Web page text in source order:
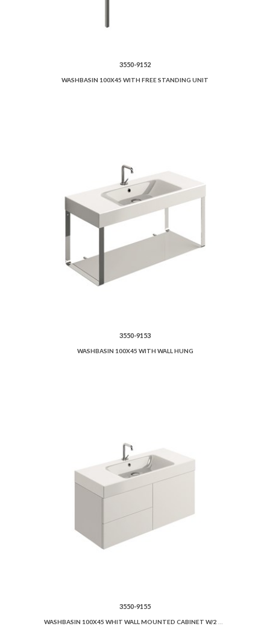
3550-9152
WASHBASIN 100X45 WITH FREE STANDING UNIT
3550-9153
WASHBASIN 100X45 WITH WALL HUNG
3550-9155